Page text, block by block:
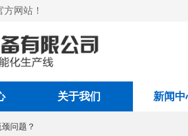
网站！
关于我们 新闻中
问题？